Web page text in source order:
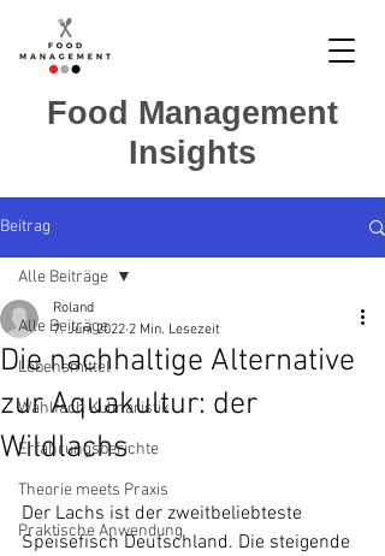
Food Management
Insights
Beitrag
Alle Beiträge
Lebensmittel
Wahlfach Kulinaristik
Erfahrungsberichte
Theorie meets Praxis
Praktische Anwendung
Alle Beiträge
Die nachhaltige Alternative
zur Aquakultur: der
Wildlachs
Roland
7. Juni 2022 2 Min. Lesezeit
Der Lachs ist der zweitbeliebteste
Speisefisch Deutschland. Die steigende